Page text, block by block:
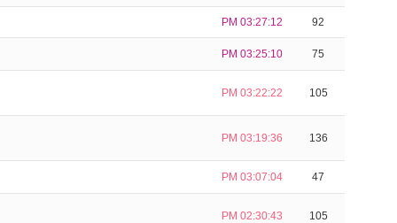
PM 03:27:12 92
PM 03:25:10 75
PM 03:22:22 105
PM 03:19:36 136
PM 03:07:04 47
PM 02:30:43 105